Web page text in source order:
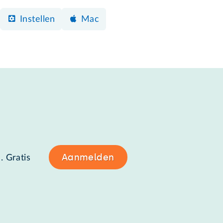
Instellen Mac
Gratis Aanmelden